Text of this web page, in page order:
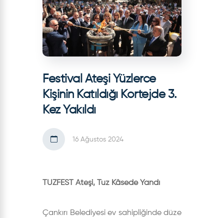
Festival Ateşi Yüzlerce
Kişinin Katıldığı Kortejde 3.
Kez Yakıldı
16 Ağustos 2024
TUZFEST Ateşi, Tuz Kâsede Yandı
Çankırı Belediyesi ev sahipliğinde düze